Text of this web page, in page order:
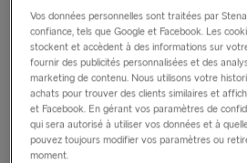
Si vous aimez profiter de la vie,
et découvrez toutes les activités qui
Belfastest un véritable spectacle à
les majestueuses...
Lire plus
Vos données personnelles sont traitées par
confiance, tels que Google et Facebook. Les
stockent et accèdent à des informations sur
fournir des publicités personnalisées et des
marketing de contenu. Nous utilisons votre
achats pour trouver des clients similaires et
et Facebook. En gérant vos paramètres de
qui sera autorisé à utiliser vos données et à
pouvez toujours modifier vos paramètres ou
moment.